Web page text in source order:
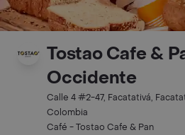
Tostao Cafe &
Occidente
Calle 4 #2-47, Facatativá,
Colombia
Café - Tostao Cafe & Pan